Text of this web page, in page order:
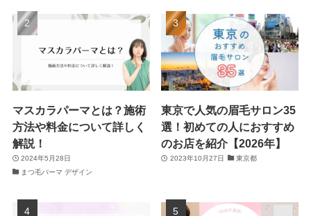
マスカラパーマとは？施術
方法や料金について詳しく
解説！
2024年5月28日
まつ毛パーマ デザイン
東京で人気の眉毛サロン35
選！初めての人におすすめ
のお店を紹介【2026年】
2023年10月27日 東京都